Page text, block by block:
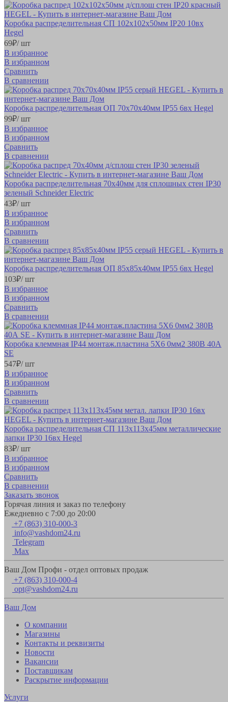
Коробка распределительная СП 102х102х50мм IP20 10вх
Hegel
69₽/ шт
В избранное
В избранном
Сравнить
В сравнении
Коробка распределительная ОП 70х70х40мм IP55 6вх Hegel
99₽/ шт
В избранное
В избранном
Сравнить
В сравнении
Коробка распределительная 70х40мм для сплошных стен IP30
зеленый Schneider Electric
43₽/ шт
В избранное
В избранном
Сравнить
В сравнении
Коробка распределительная ОП 85х85х40мм IP55 6вх Hegel
103₽/ шт
В избранное
В избранном
Сравнить
В сравнении
Коробка клеммная IP44 монтаж.пластина 5Х6 0мм2 380В 40А
SE
547₽/ шт
В избранное
В избранном
Сравнить
В сравнении
Коробка распределительная СП 113х113х45мм металлические
лапки IP30 16вх Hegel
83₽/ шт
В избранное
В избранном
Сравнить
В сравнении
Заказать звонок
Горячая линия и заказ по телефону
Ежедневно с 7:00 до 20:00
+7 (863) 310-000-3
info@vashdom24.ru
Telegram
Max
Ваш Дом Профи - отдел оптовых продаж
+7 (863) 310-000-4
opt@vashdom24.ru
Ваш Дом
О компании
Магазины
Контакты и реквизиты
Новости
Вакансии
Поставщикам
Раскрытие информации
Услуги